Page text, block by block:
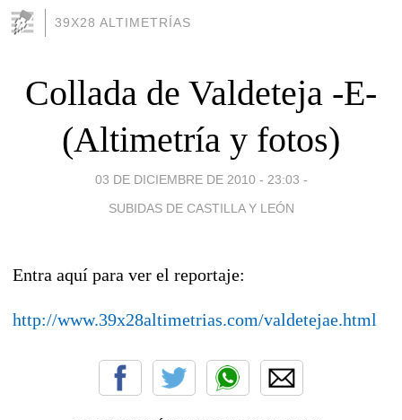
39X28 ALTIMETRÍAS
Collada de Valdeteja -E-
(Altimetría y fotos)
03 DE DICIEMBRE DE 2010 - 23:03 -
SUBIDAS DE CASTILLA Y LEÓN
Entra aquí para ver el reportaje:
http://www.39x28altimetrias.com/valdetejae.html